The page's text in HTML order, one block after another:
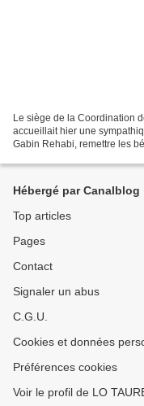
Le siège de la Coordination
accueillait hier une
Gabin Rehabi, remettre les
Hébergé par Canalblog
Top articles
Pages
Contact
Signaler un abus
C.G.U.
Cookies et données
Préférences cookies
Voir le profil de LO